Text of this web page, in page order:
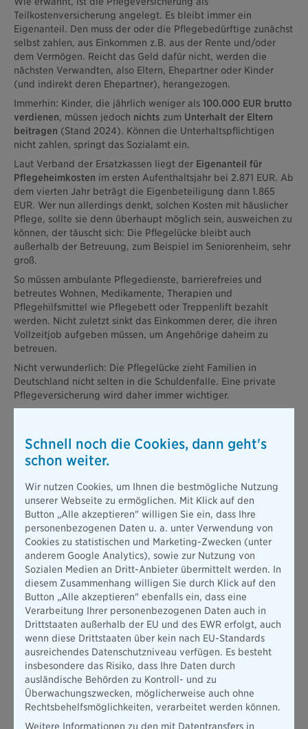
Teilkostenversicherung angelegt. Es bleibt immer ein
Eigenanteil. Den muss der oder die Pflegebedürftige zunächst
selbst zahlen, aus Einkommen z.B. aus der Rente und/oder
dem Vermögen. Reicht das Geld dafür nicht, werden die
nächsten Verwandten, also Eltern, Ehepartner oder Kinder
(und indirekt deren Ehepartner), herangezogen.
Immerhin: Kinder, die jährlich weniger als 100.000 EUR brutto
verdienen, müssen jedoch nichts zum Unterhalt der Eltern
beitragen (Stand 2024). Können die Unterhaltspflichtigen
nicht zahlen, springt das Sozialamt ein.
Laut Verband der Ersatzkassen liegt der Eigenanteil für
Pflegeheimkosten im ersten Aufenthaltsjahr bei 2.871 EUR. Ab
dem vierten Jahr beträgt die Eigenbeteiligung dann 1.865
EUR. Wer nun allerdings denkt, solchen Kosten mit häuslicher
Pflege, sollte sie denn überhaupt möglich sein, ausweichen zu
können, der täuscht sich: Die Pflegelücke bleibt auch
außerhalb der Betreuung, zum Beispiel im Seniorenheim, sehr
groß.
So müssen ambulante Pflegedienste, barrierefreies und
betreutes Wohnen, Medikamente, Therapien und
Pflegehilfsmittel wie Pflegebett oder Treppenlift bezahlt
werden. Nicht zuletzt sinkt das Einkommen derer, die ihren
Vollzeitjob aufgeben müssen, um Angehörige daheim zu
betreuen.
Nicht verwunderlich: Die Pflegelücke zieht Familien in
Deutschland nicht selten in die Schuldenfalle. Eine private
Pflegeversicherung wird daher immer wichtiger.
Formen der private
Pflegezusatzversicherung: Wie ergänzt sie
die gesetzliche Pflegeversicherung?
Eine private Pflegeversicherung kann dabei helfen, die
finanzielle Lücke zwischen den Pflegekosten und den
Leistungen der gesetzlichen Pflegeversicherung zu schließen.
Je nach Bedarf kann eine der folgenden dreiVarianten einer
privaten Pflegeversicherungfür Sie sinnvoll sein:
Pflegetagegeldversicherung
Pflegekostenversicherung
Pflegerentenversicherung
Pflegetagegeldversicherung als beliebteste
Pflegeversicherung
Besonders beliebt sind Versicherungen für ein
Pflegetagegeld, die dem oder der Betroffenen ein im Vorfeld
Schnell noch die Cookies, dann geht's
schon weiter.
Wir nutzen Cookies, um Ihnen die bestmögliche Nutzung
unserer Webseite zu ermöglichen. Mit Klick auf den
Button „Alle akzeptieren" willigen Sie ein, dass Ihre
personenbezogenen Daten u. a. unter Verwendung von
Cookies zu statistischen und Marketing-Zwecken (unter
anderem Google Analytics), sowie zur Nutzung von
Sozialen Medien an Dritt-Anbieter übermittelt werden. In
diesem Zusammenhang willigen Sie durch Klick auf den
Button „Alle akzeptieren" ebenfalls ein, dass eine
Verarbeitung Ihrer personenbezogenen Daten auch in
Drittstaaten außerhalb der EU und des EWR erfolgt, auch
wenn diese Drittstaaten über kein nach EU-Standards
ausreichendes Datenschutzniveau verfügen. Es besteht
insbesondere das Risiko, dass Ihre Daten durch
ausländische Behörden zu Kontroll- und zu
Überwachungszwecken, möglicherweise auch ohne
Rechtsbehelfsmöglichkeiten, verarbeitet werden können.
Weitere Informationen zu den mit Datentransfers in